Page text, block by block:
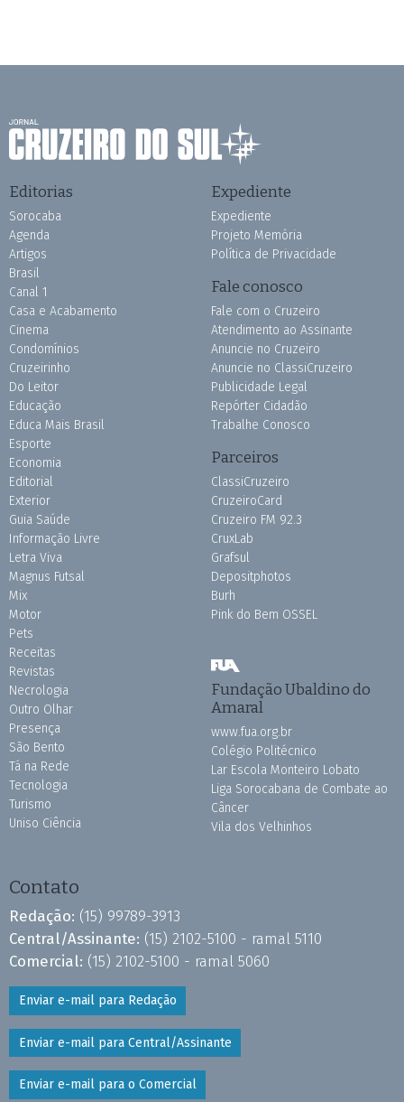
Editorias
Sorocaba
Agenda
Artigos
Brasil
Canal 1
Casa e Acabamento
Cinema
Condomínios
Cruzeirinho
Do Leitor
Educação
Educa Mais Brasil
Esporte
Economia
Editorial
Exterior
Guia Saúde
Informação Livre
Letra Viva
Magnus Futsal
Mix
Motor
Pets
Receitas
Revistas
Necrologia
Outro Olhar
Presença
São Bento
Tá na Rede
Tecnologia
Turismo
Uniso Ciência
Expediente
Expediente
Projeto Memória
Política de Privacidade
Fale conosco
Fale com o Cruzeiro
Atendimento ao Assinante
Anuncie no Cruzeiro
Anuncie no ClassiCruzeiro
Publicidade Legal
Repórter Cidadão
Trabalhe Conosco
Parceiros
ClassiCruzeiro
CruzeiroCard
Cruzeiro FM 92.3
CruxLab
Grafsul
Depositphotos
Burh
Pink do Bem OSSEL
Fundação Ubaldino do
Amaral
www.fua.org.br
Colégio Politécnico
Lar Escola Monteiro Lobato
Liga Sorocabana de Combate ao
Câncer
Vila dos Velhinhos
Contato
Redação: (15) 99789-3913
Central/Assinante: (15) 2102-5100 - ramal 5110
Comercial: (15) 2102-5100 - ramal 5060
Enviar e-mail para Redação
Enviar e-mail para Central/Assinante
Enviar e-mail para o Comercial